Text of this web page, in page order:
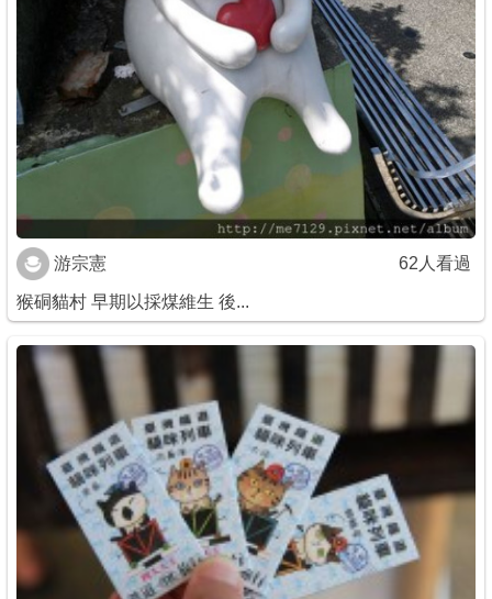
游宗憲 62人看過
猴硐貓村 早期以採煤維生 後...